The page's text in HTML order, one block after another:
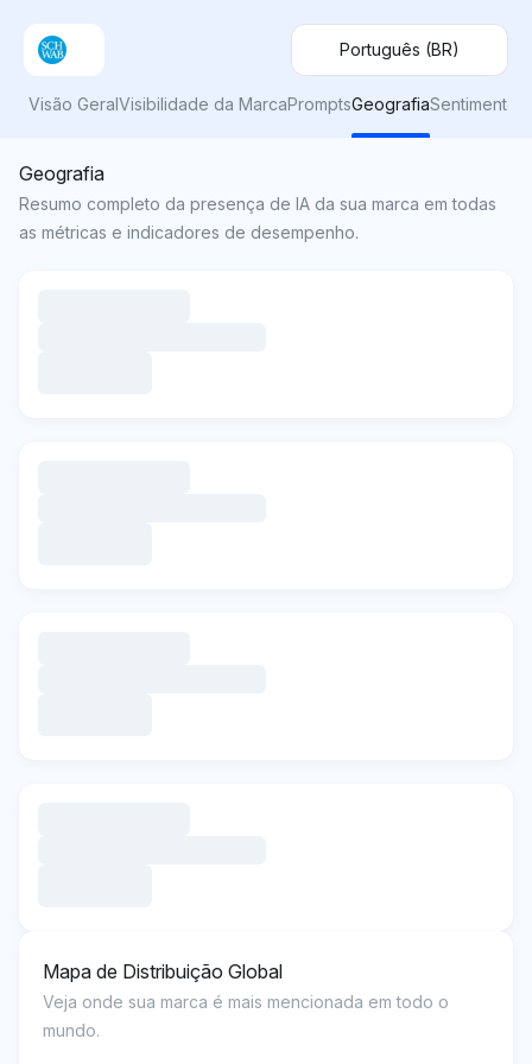
Português (BR)
Visão GeralVisibilidade da MarcaPromptsGeografiaSentimento
Geografia
Resumo completo da presença de IA da sua marca em todas
as métricas e indicadores de desempenho.
Mapa de Distribuição Global
Veja onde sua marca é mais mencionada em todo o
mundo.